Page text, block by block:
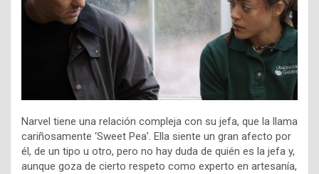
Narvel tiene una relación compleja con su jefa, que la llama
cariñosamente ‘Sweet Pea’. Ella siente un gran afecto por
él, de un tipo u otro, pero no hay duda de quién es la jefa y,
aunque goza de cierto respeto como experto en artesanía,